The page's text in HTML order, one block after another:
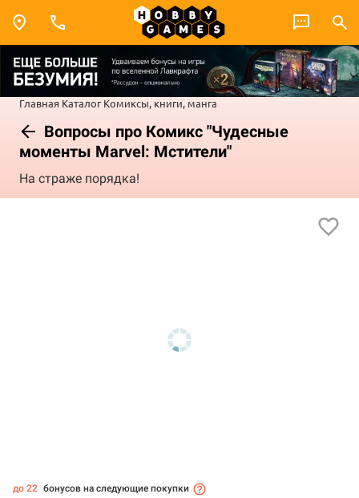
Главная Каталог Комиксы, книги, манга
Вопросы про Комикс "Чудесные
моменты Marvel: Мстители"
На страже порядка!
до 22 бонусов на следующие покупки